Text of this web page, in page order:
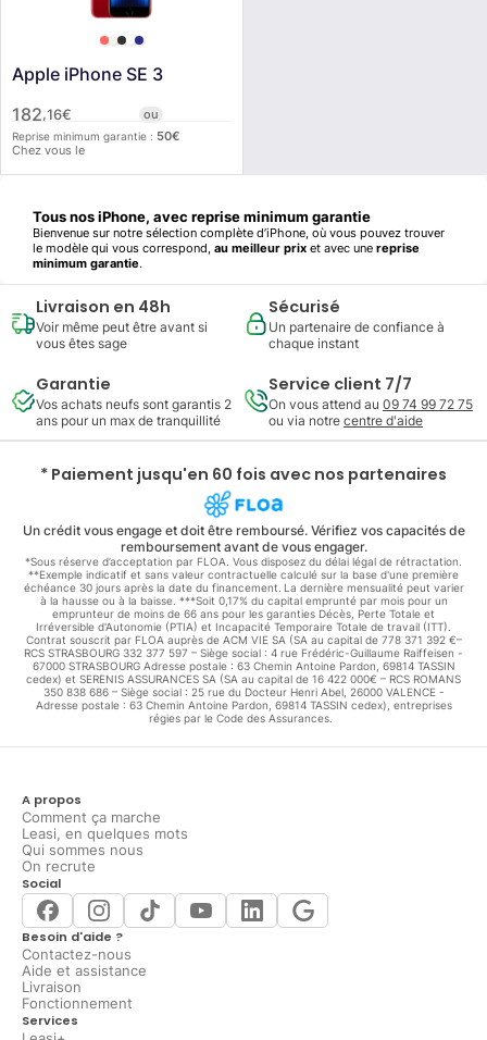
Apple iPhone SE 3
182,16€ ou
Reprise minimum garantie : 50€
Chez vous le
Tous nos iPhone, avec reprise minimum garantie
Bienvenue sur notre sélection complète d’iPhone, où vous pouvez trouver
le modèle qui vous correspond, au meilleur prix et avec une reprise
minimum garantie.
accompagne tout au long de leur cycle de vie. En plus de bénéficier de
tarifs avantageux et depossibilités de paiement en plusieurs fois ,
chaque iPhone acheté chez nous est couvert par un prix de reprise
minimum garanti jusqu’à 24 mois
après l’achat.
🔁Qu’est-ce que ça veut dire ?
Si vous décidez de retourner votre iPhone dans les 2 ans, vous récupérez
au minimum le montant de reprise indiqué — même si le modèle a perdu
de la valeur entre-temps. Et si l’appareil est en bon ou très bon état, vous
Pourquoi c’est intéressant ?
Parce que vous êtes libre. Libre de changer d’iPhone quand vous le
souhaitez, sans vous soucier de la revente. Libre de garder un modèle
performant aujourd’hui, et d’en changer demain,sans perte.
📱Tous les modèles disponibles
Vous trouverez ici tous les modèles d’iPhone récents et reconditionnés :
iPhone 16, iPhone 16 Pro, iPhone 16 Plus
iPhone 15, iPhone 15 Pro, iPhone 15 Plus
iPhone 14, 13, SE et bien plus encore
Chaque fiche produit affiche sonprixet sonmontant de reprise
minimum garanti, pour une transparence totale.
🚚 Livraison rapide, paiement sécurisé, service client 7j/7…
Avec Leasi, vous profitez d’une expérience d’achat fluide, sûre, et pensée
Livraison en 48h
Voir même peut être avant si
vous êtes sage
Sécurisé
Un partenaire de confiance à
chaque instant
Garantie
Vos achats neufs sont garantis 2
ans pour un max de tranquillité
Service client 7/7
On vous attend au 09 74 99 72 75
ou via notre centre d'aide
* Paiement jusqu'en 60 fois avec nos partenaires
Un crédit vous engage et doit être remboursé. Vérifiez vos capacités de
remboursement avant de vous engager.
*Sous réserve d’acceptation par FLOA. Vous disposez du délai légal de rétractation.
**Exemple indicatif et sans valeur contractuelle calculé sur la base d'une première
échéance 30 jours après la date du financement. La dernière mensualité peut varier
à la hausse ou à la baisse. ***Soit 0,17% du capital emprunté par mois pour un
emprunteur de moins de 66 ans pour les garanties Décès, Perte Totale et
Irréversible d'Autonomie (PTIA) et Incapacité Temporaire Totale de travail (ITT).
Contrat souscrit par FLOA auprès de ACM VIE SA (SA au capital de 778 371 392 €–
RCS STRASBOURG 332 377 597 – Siège social : 4 rue Frédéric-Guillaume Raiffeisen -
67000 STRASBOURG Adresse postale : 63 Chemin Antoine Pardon, 69814 TASSIN
cedex) et SERENIS ASSURANCES SA (SA au capital de 16 422 000€ – RCS ROMANS
350 838 686 – Siège social : 25 rue du Docteur Henri Abel, 26000 VALENCE -
Adresse postale : 63 Chemin Antoine Pardon, 69814 TASSIN cedex), entreprises
régies par le Code des Assurances.
A propos
Comment ça marche
Leasi, en quelques mots
Qui sommes nous
On recrute
Social
Besoin d'aide ?
Contactez-nous
Aide et assistance
Livraison
Fonctionnement
Services